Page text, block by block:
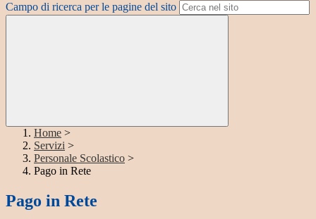
Campo di ricerca per le pagine del sito
Home >
Servizi >
Personale Scolastico >
Pago in Rete
Pago in Rete